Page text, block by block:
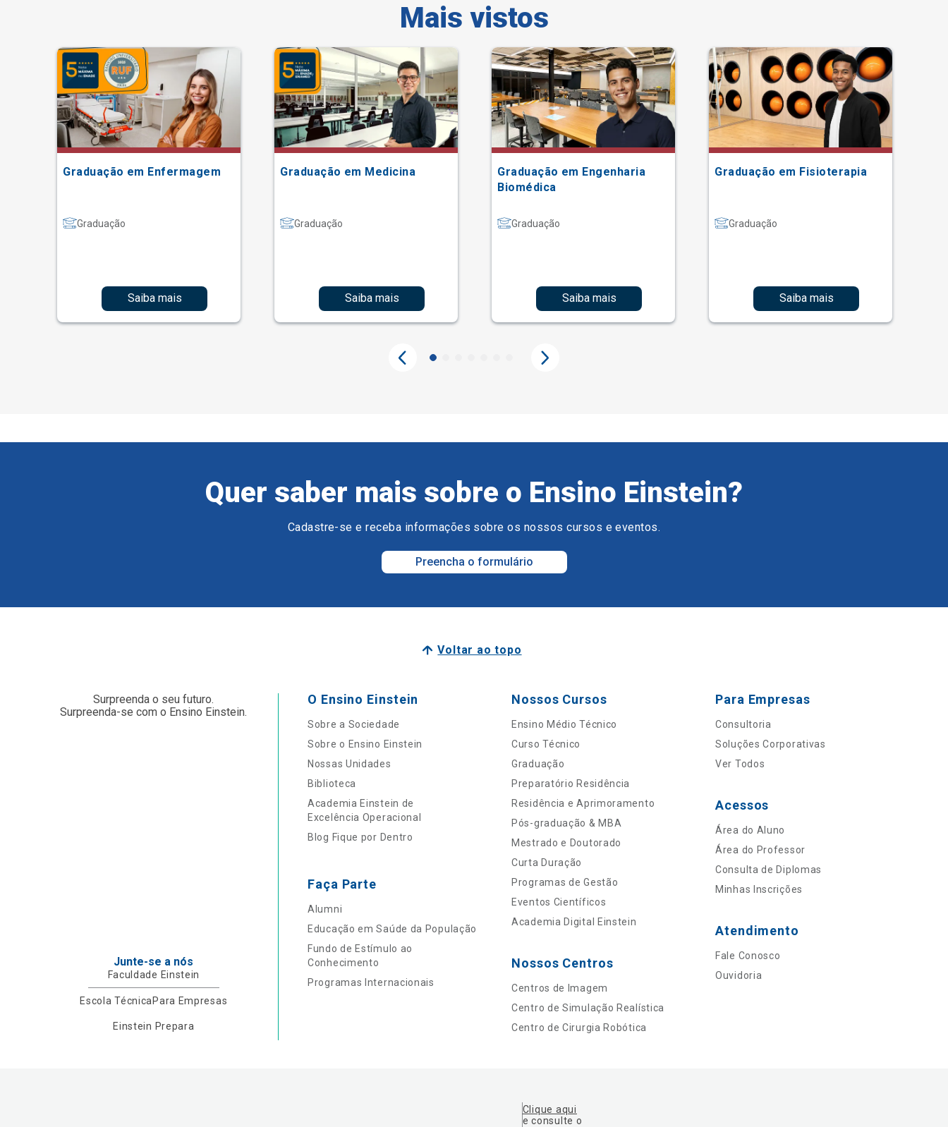
Mais vistos
Graduação em Enfermagem
Graduação
Saiba mais
Graduação em Medicina
Graduação
Saiba mais
Graduação em Engenharia
Biomédica
Graduação
Saiba mais
Graduação em Fisioterapia
Graduação
Saiba mais
Quer saber mais sobre o Ensino Einstein?
Cadastre-se e receba informações sobre os nossos cursos e eventos.
Preencha o formulário
Voltar ao topo
Surpreenda o seu futuro.
Surpreenda-se com o Ensino Einstein.
Junte-se a nós
Faculdade Einstein
Escola TécnicaPara Empresas
Einstein Prepara
O Ensino Einstein
Sobre a Sociedade
Sobre o Ensino Einstein
Nossas Unidades
Biblioteca
Academia Einstein de
Excelência Operacional
Blog Fique por Dentro
Faça Parte
Alumni
Educação em Saúde da População
Fundo de Estímulo ao
Conhecimento
Programas Internacionais
Nossos Cursos
Ensino Médio Técnico
Curso Técnico
Graduação
Preparatório Residência
Residência e Aprimoramento
Pós-graduação & MBA
Mestrado e Doutorado
Curta Duração
Programas de Gestão
Eventos Científicos
Academia Digital Einstein
Nossos Centros
Centros de Imagem
Centro de Simulação Realística
Centro de Cirurgia Robótica
Para Empresas
Consultoria
Soluções Corporativas
Ver Todos
Acessos
Área do Aluno
Área do Professor
Consulta de Diplomas
Minhas Inscrições
Atendimento
Fale Conosco
Ouvidoria
Clique aqui
e consulte o